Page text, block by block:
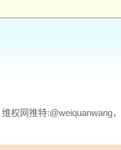
权网推特:@weiquanwang，